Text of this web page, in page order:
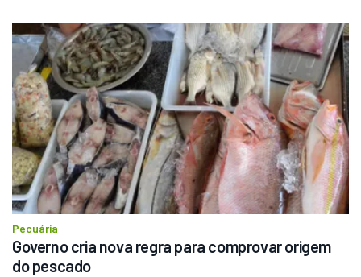
Pecuária
Governo cria nova regra para comprovar origem
do pescado